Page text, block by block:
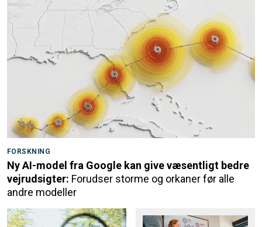
FORSKNING
Ny AI-model fra Google kan give væsentligt bedre
vejrudsigter: Forudser storme og orkaner før alle
andre modeller